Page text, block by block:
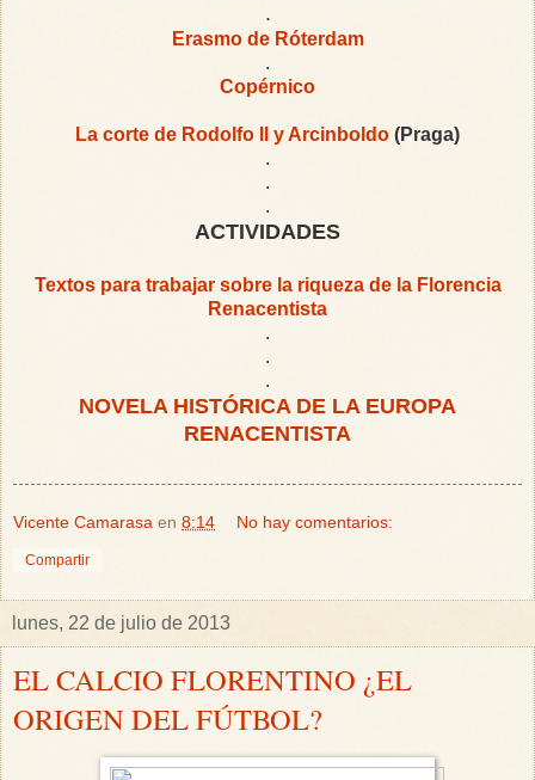
.
Erasmo de Róterdam
.
Copérnico
La corte de Rodolfo II y Arcinboldo (Praga)
.
.
.
ACTIVIDADES
Textos para trabajar sobre la riqueza de la Florencia
Renacentista
.
.
.
NOVELA HISTÓRICA DE LA EUROPA
RENACENTISTA
Vicente Camarasa en 8:14 No hay comentarios:
Compartir
lunes, 22 de julio de 2013
EL CALCIO FLORENTINO ¿EL
ORIGEN DEL FÚTBOL?